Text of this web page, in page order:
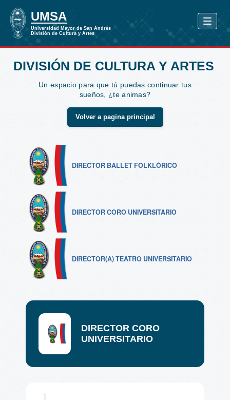
DIVISIÓN DE CULTURA Y ARTES
Un espacio para que tú puedas continuar tus
sueños, ¿te animas?
Volver a pagina principal
DIRECTOR BALLET FOLKLÓRICO
DIRECTOR CORO UNIVERSITARIO
DIRECTOR(A) TEATRO UNIVERSITARIO
DIRECTOR CORO
UNIVERSITARIO